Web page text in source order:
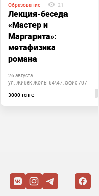
Образование 21
Лекция-беседа
«Мастер и
Маргарита»:
метафизика
романа
26 августа
ул. Жибек Жолы 64\47, офис 707
3000 тенге